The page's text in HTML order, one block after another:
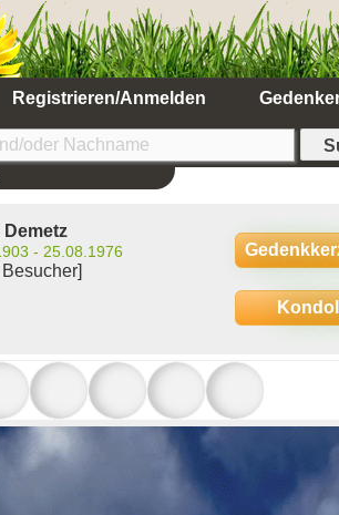
Registrieren/Anmelden
Demetz
- 25.08.1976